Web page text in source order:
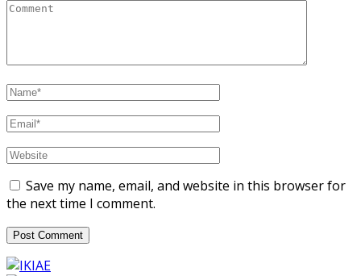
Save my name, email, and website in this browser for
the next time I comment.